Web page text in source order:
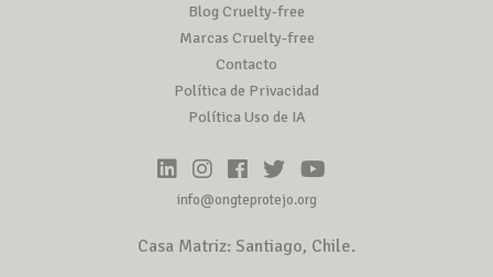
Blog Cruelty-free
Marcas Cruelty-free
Contacto
Política de Privacidad
Política Uso de IA
info@ongteprotejo.org
Casa Matriz: Santiago, Chile.